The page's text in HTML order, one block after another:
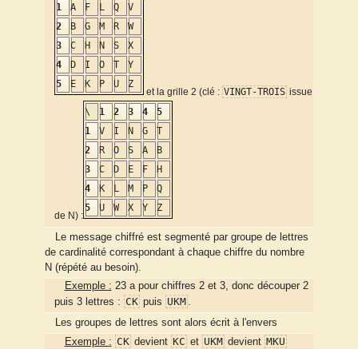
1
A F L Q
V
2
B G M R
W
3
C H N S
X
4
D I O T
Y
5
E K P U Z
et la grille 2 (clé : VINGT-TROIS issue
de N) :
\ 1 2 3 4
5
1
V I N G
T
2
R O S A
B
3
C D E F
H
4
K L M P
Q
5
U W X Y Z
Le message chiffré est segmenté par groupe de lettres
de cardinalité correspondant à chaque chiffre du nombre
N (répété au besoin).
Exemple : 23 a pour chiffres 2 et 3, donc découper 2
puis 3 lettres : CK puis UKM .
Les groupes de lettres sont alors écrit à l'envers
Exemple : CKdevient KCet UKMdevient MKU